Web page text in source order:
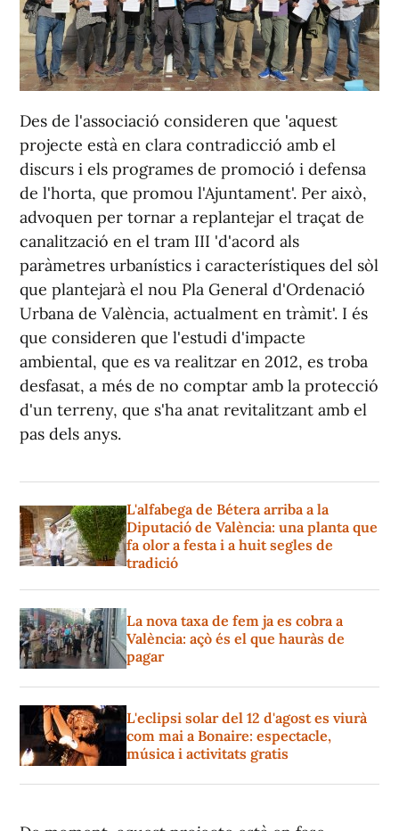
Des de l'associació consideren que 'aquest
projecte està en clara contradicció amb el
discurs i els programes de promoció i defensa
de l'horta, que promou l'Ajuntament'. Per això,
advoquen per tornar a replantejar el traçat de
canalització en el tram III 'd'acord als
paràmetres urbanístics i característiques del sòl
que plantejarà el nou Pla General d'Ordenació
Urbana de València, actualment en tràmit'. I és
que consideren que l'estudi d'impacte
ambiental, que es va realitzar en 2012, es troba
desfasat, a més de no comptar amb la protecció
d'un terreny, que s'ha anat revitalitzant amb el
pas dels anys.
L'alfabega de Bétera arriba a la
Diputació de València: una planta que
fa olor a festa i a huit segles de
tradició
La nova taxa de fem ja es cobra a
València: açò és el que hauràs de
pagar
L'eclipsi solar del 12 d'agost es viurà
com mai a Bonaire: espectacle,
música i activitats gratis